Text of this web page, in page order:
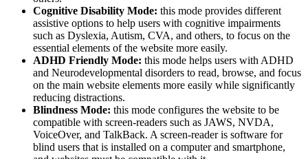
Cognitive Disability Mode: this mode provides different
assistive options to help users with cognitive impairments
such as Dyslexia, Autism, CVA, and others, to focus on the
essential elements of the website more easily.
ADHD Friendly Mode: this mode helps users with ADHD
and Neurodevelopmental disorders to read, browse, and focus
on the main website elements more easily while significantly
reducing distractions.
Blindness Mode: this mode configures the website to be
compatible with screen-readers such as JAWS, NVDA,
VoiceOver, and TalkBack. A screen-reader is software for
blind users that is installed on a computer and smartphone,